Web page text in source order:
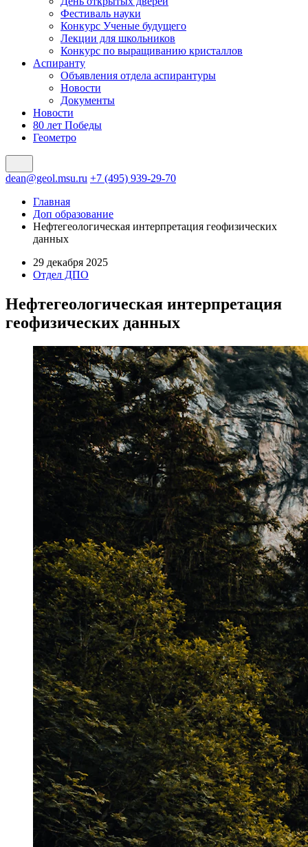
Фестиваль науки
Конкурс Ученые будущего
Лекции для школьников
Конкурс по выращиванию кристаллов
Аспиранту
Объявления отдела аспирантуры
Новости
Документы
Новости
80 лет Победы
Геометро
dean@geol.msu.ru +7 (495) 939-29-70
Главная
Доп образование
Нефтегеологическая интерпретация геофизических
данных
29 декабря 2025
Отдел ДПО
Нефтегеологическая интерпретация
геофизических данных